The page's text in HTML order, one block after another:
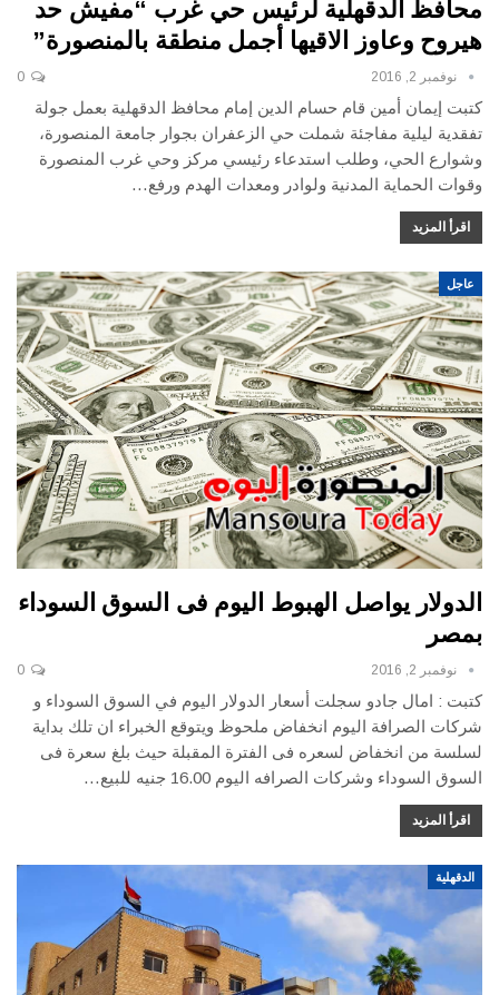
محافظ الدقهلية لرئيس حي غرب “مفيش حد
هيروح وعاوز الاقيها أجمل منطقة بالمنصورة”
نوفمبر 2, 2016
كتبت إيمان أمين قام حسام الدين إمام محافظ الدقهلية بعمل جولة
تفقدية ليلية مفاجئة شملت حي الزعفران بجوار جامعة المنصورة،
وشوارع الحي، وطلب استدعاء رئيسي مركز وحي غرب المنصورة
وقوات الحماية المدنية ولوادر ومعدات الهدم ورفع…
اقرأ المزيد
عاجل
الدولار يواصل الهبوط اليوم فى السوق السوداء
بمصر
نوفمبر 2, 2016
كتبت : امال جادو سجلت أسعار الدولار اليوم في السوق السوداء و
شركات الصرافة اليوم انخفاض ملحوظ ويتوقع الخبراء ان تلك بداية
لسلسة من انخفاض لسعره فى الفترة المقبلة حيث بلغ سعرة فى
السوق السوداء وشركات الصرافه اليوم 16.00 جنيه للبيع…
اقرأ المزيد
الدقهلية